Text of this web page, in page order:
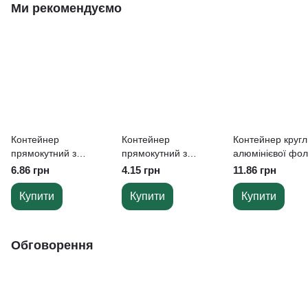
Ми рекомендуємо
Контейнер
прямокутний з
алюмінієвої фольги
SP44L, 586 мл,
145*120*57мм
6.86 грн
Купити
Контейнер
прямокутний з
алюмінієвої фольги
SP24L, 430 мл,
144*119*40мм
4.15 грн
Купити
Контейнер
алюмінієвої
SP T546L, 1400
d-205 мм, h-57
11.86 грн
Купити
Обговорення